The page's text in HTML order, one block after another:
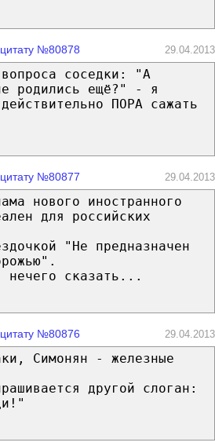
№80878 29.04.2013
соседки: "А
родились ещё?" - я
ПОРА сажать
№80877 29.04.2013
нового иностранного
для российских
"Не предназначен
нечего сказать...
№80876 29.04.2013
Симонян - железные
другой слоган: